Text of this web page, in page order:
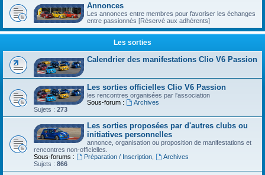
Annonces
Les annonces entre membres pour favoriser les échanges
entre passionnés [Réservé aux adhérents]
Les sorties
Calendrier des manifestations Clio V6 Passion
Les sorties officielles Clio V6 Passion
les rencontres organisées par l'association
Sous-forum :
Archives
Sujets : 273
Les sorties proposées par d'autres clubs ou
initiatives personnelles
annonce, organisation ou proposition de manifestations et
rencontres non-officielles.
Sous-forums :
Préparation / Inscription,
Archives
Sujets : 866